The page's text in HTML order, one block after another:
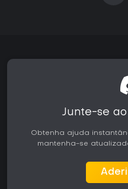
Junte-se ao
Obtenha ajuda
mantenha-se